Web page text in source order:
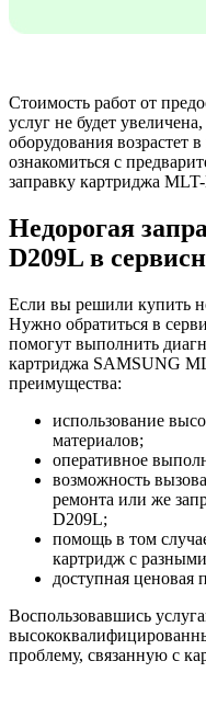
Стоимость работ от
услуг не будет
оборудования возрастет
ознакомиться с
заправку картриджа
Недорогая
D209L в
Если вы решили купить
Нужно обратиться в
помогут выполнить
картриджа SAMSUNG
преимущества:
использование
материалов;
оперативное
возможность
ремонта или же
D209L;
помощь в том
картридж с
доступная ценовая
Воспользовавшись
проблему, связанную с